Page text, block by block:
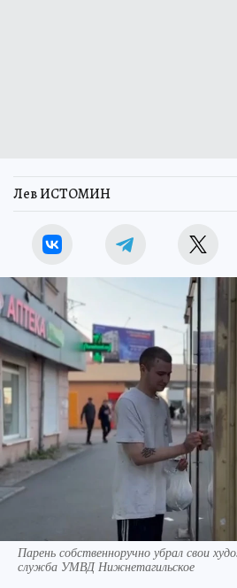
Лев ИСТОМИН
Парень собственноручно убрал свои
служба УМВД Нижнетагильское